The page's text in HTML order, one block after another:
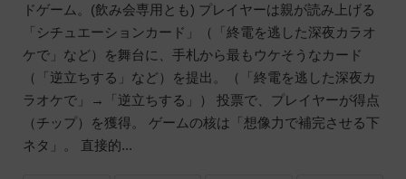
ドゲーム。(飲み会専用とも) プレイヤーは親が読み上げる
「シチュエーションカード」（「終電を逃した深夜カラオ
ケで」など）を舞台に、手札から最もウケそうなカード
（「逆立ちする」など）を提出。（「終電を逃した深夜カ
ラオケで」→「逆立ちする」） 投票で、プレイヤーが得点
（チップ）を獲得。 ゲームの核は「想像力で補完させる下
ネタ」。 直接的...